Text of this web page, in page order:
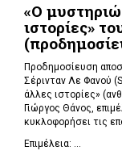
«Ο
ιστορίες»
Προδημοσίευση
Σέρινταν Λε Φανού
άλλες ιστορίες»
Γιώργος Θάνος,
κυκλοφορήσει τις
Επιμέλεια: ...